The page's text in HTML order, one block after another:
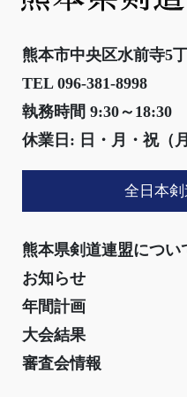
熊本市中央区水前寺5
TEL 096-381-8998
執務時間 9:30～18:30
休業日: 日・月・祝（
全日本剣
熊本県剣道連盟につい
お知らせ
年間計画
大会結果
審査会情報